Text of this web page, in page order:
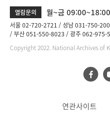
열람문의 월~금
서울 02-720-2721 성남 031-750-
부산 051-550-8023
광주 062-975-
Copyright 2022. National Archives of
연관사이트